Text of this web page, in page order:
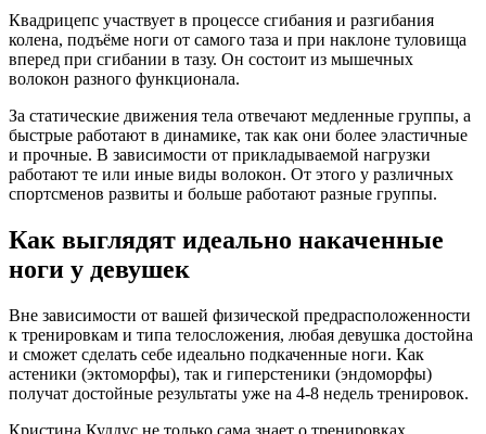
Квадрицепс участвует в процессе сгибания и разгибания
колена, подъёме ноги от самого таза и при наклоне туловища
вперед при сгибании в тазу. Он состоит из мышечных
волокон разного функционала.
За статические движения тела отвечают медленные группы, а
быстрые работают в динамике, так как они более эластичные
и прочные. В зависимости от прикладываемой нагрузки
работают те или иные виды волокон. От этого у различных
спортсменов развиты и больше работают разные группы.
Как выглядят идеально накаченные
ноги у девушек
Вне зависимости от вашей физической предрасположенности
к тренировкам и типа телосложения, любая девушка достойна
и сможет сделать себе идеально подкаченные ноги. Как
астеники (эктоморфы), так и гиперстеники (эндоморфы)
получат достойные результаты уже на 4-8 недель тренировок.
Кристина Куддус не только сама знает о тренировках